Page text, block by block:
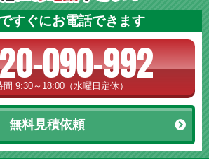
すぐにお電話できます
090-992
間 9:30～18:00（水曜日定休）
無料見積依頼